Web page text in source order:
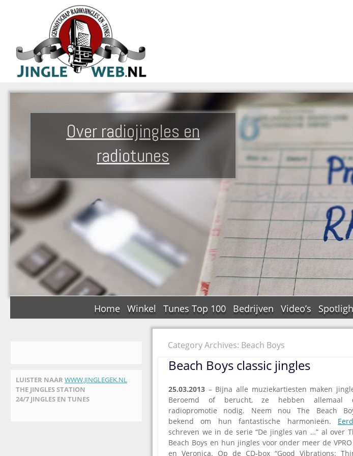
Over radiojingles en
radiotunes
Home Winkel Tunes Top 100 Bedrijven Video’s
De
De
Ferry
Ferry
Jingle
Jingle
LUISTER NAAR WWW.JINGLEGEK.NL
THE JINGLES STATION
24/7 JINGLES EN TUNES
Category Archives: Beach Boys
Beach Boys classic jingles
25.03.2013 – Bijna alle muziekartiesten maken
Beroemd of berucht, ze hebben allemaal
radiopromotie nodig. Neem nou The Beach
bekend om hun fantastische harmonieën.
schreven we in de serie “De jingles van …” al over
Beach Boys en hun jingles voor onder meer de VPRO
en Veronica. Op de CD-box “Good Vibrations: